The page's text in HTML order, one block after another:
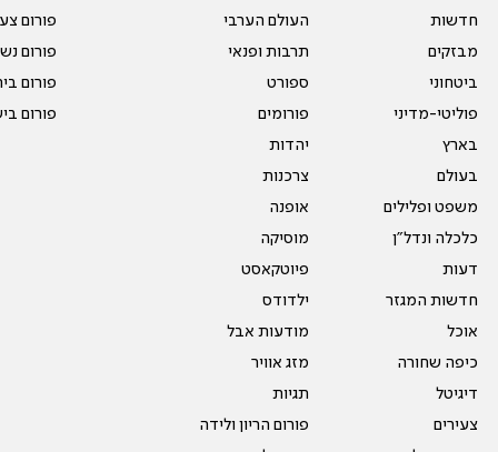
חדשות
מבזקים
ביטחוני
פוליטי-מדיני
בארץ
בעולם
משפט ופלילים
כלכלה ונדל"ן
דעות
חדשות המגזר
אוכל
כיפה שחורה
דיגיטל
צעירים
העולם הערבי
תרבות ופנאי
ספורט
פורומים
יהדות
צרכנות
אופנה
מוסיקה
פיוטקאסט
ילדודס
מודעות אבל
מזג אוויר
תגיות
פורום הריון ולידה
פורום
פורום
פורום
פורום